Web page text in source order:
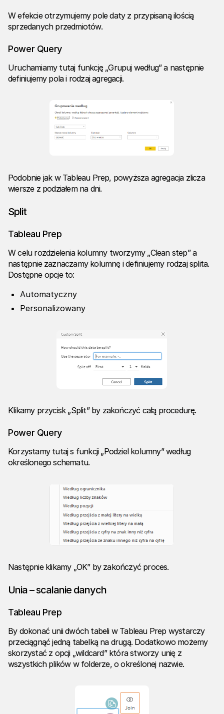
W efekcie otrzymujemy pole daty z przypisaną ilością
sprzedanych przedmiotów.
Power Query
Uruchamiamy tutaj funkcję „Grupuj według” a następnie
definiujemy pola i rodzaj agregacji.
Podobnie jak w Tableau Prep, powyższa agregacja zlicza
wiersze z podziałem na dni.
Split
Tableau Prep
W celu rozdzielenia kolumny tworzymy „Clean step” a
następnie zaznaczamy kolumnę i definiujemy rodzaj splita.
Dostępne opcje to:
Automatyczny
Personalizowany
Klikamy przycisk „Split” by zakończyć całą procedurę.
Power Query
Korzystamy tutaj s funkcji „Podziel kolumny” według
określonego schematu.
Następnie klikamy „OK” by zakończyć proces.
Unia – scalanie danych
Tableau Prep
By dokonać unii dwóch tabeli w Tableau Prep wystarczy
przeciągnąć jedną tabelką na drugą. Dodatkowo możemy
skorzystać z opcji „wildcard” która stworzy unię z
wszystkich plików w folderze, o określonej nazwie.